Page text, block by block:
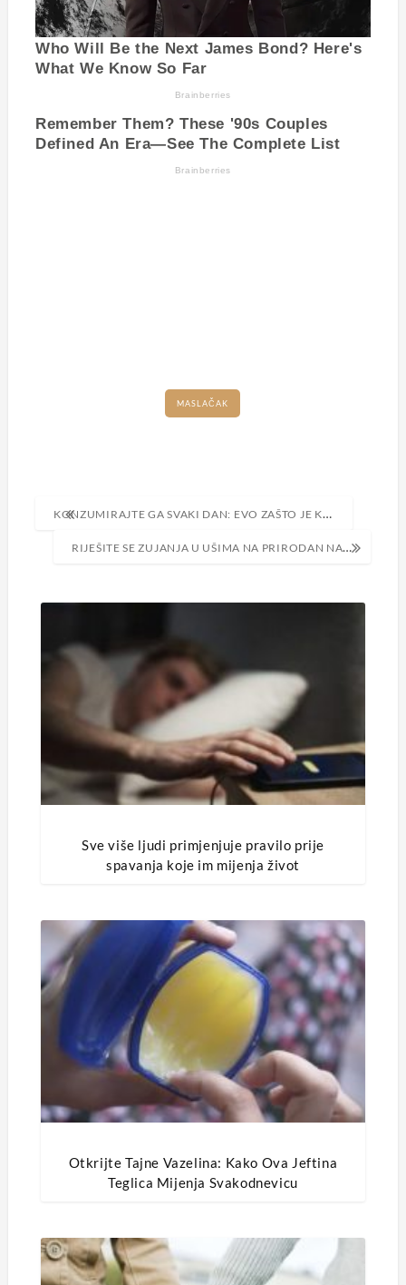
MASLAČAK
Navigacija
objava
KONZUMIRAJTE GA SVAKI DAN: EVO ZAŠTO JE KUPUS KRALJ POVRĆA
RIJEŠITE SE ZUJANJA U UŠIMA NA PRIRODAN NAČIN
Sve više ljudi primjenjuje pravilo prije
spavanja koje im mijenja život
Otkrijte Tajne Vazelina: Kako Ova Jeftina
Teglica Mijenja Svakodnevicu